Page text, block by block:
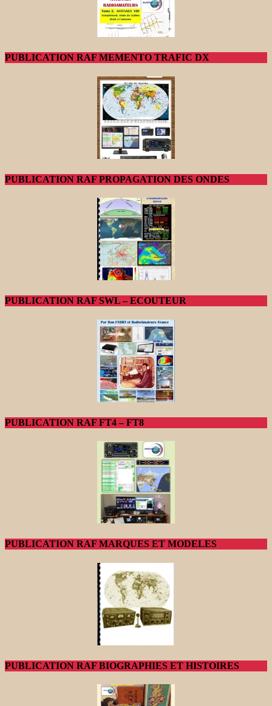
PUBLICATION RAF MEMENTO TRAFIC DX
PUBLICATION RAF PROPAGATION DES ONDES
PUBLICATION RAF SWL – ECOUTEUR
PUBLICATION RAF FT4 – FT8
PUBLICATION RAF MARQUES ET MODELES
PUBLICATION RAF BIOGRAPHIES ET HISTOIRES